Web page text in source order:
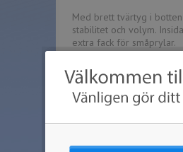
Med brett tvärtyg i
stabilitet och volym.
extra fack för småprylar.
Storlek: 460 x 400 x 150